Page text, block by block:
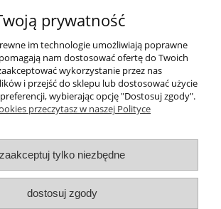
Pomoc
Dostawa
Gwarancja i zwroty
O firmie
prywatność
im technologie umożliwiają poprawne
nam dostosować ofertę do Twoich
wykorzystanie przez nas
i przejść do sklepu lub dostosować użycie
wybierając opcję "Dostosuj zgody".
przeczytasz w naszej Polityce
zaakceptuj tylko niezbędne
dostosuj zgody